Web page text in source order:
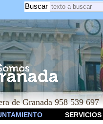
Buscar
de Granada 958 539 697
SERVICIOS